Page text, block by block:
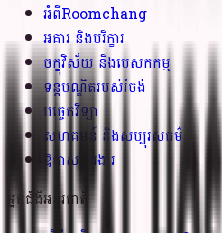
អំពីRoomchang
អគារ និងបរិក្ខារ
ចក្ខុវិស័យ និងបេសកកម្ម
ទន្តបណ្ឌិតរបស់រំចង់
បច្ចេកវិទ្យា
សហគមន៍ និងសប្បុរសធម៌
ឱកាសការងារ
អ្នកជំងឺអន្តរជាតិ